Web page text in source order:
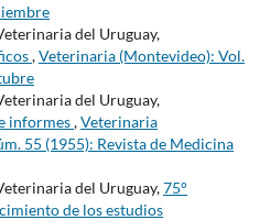
del Uruguay,
,Veterinaria (Montevideo): Vol.
del Uruguay,
informes,Veterinaria
55 (1955): Revista de Medicina
del Uruguay,75°
de los estudios